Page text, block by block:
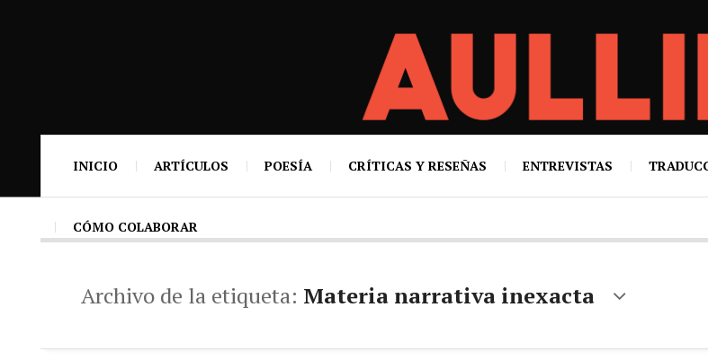
INICIO ARTÍCULOS POESÍA CRÍTICAS Y RESEÑAS ENTREVISTAS
CÓMO COLABORAR
Archivo de la etiqueta: Materia narrativa inexacta